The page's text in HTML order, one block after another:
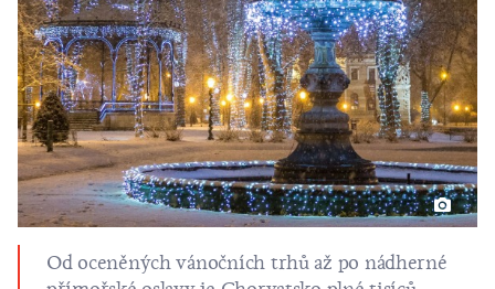
Od oceněných vánočních trhů až po nádherné